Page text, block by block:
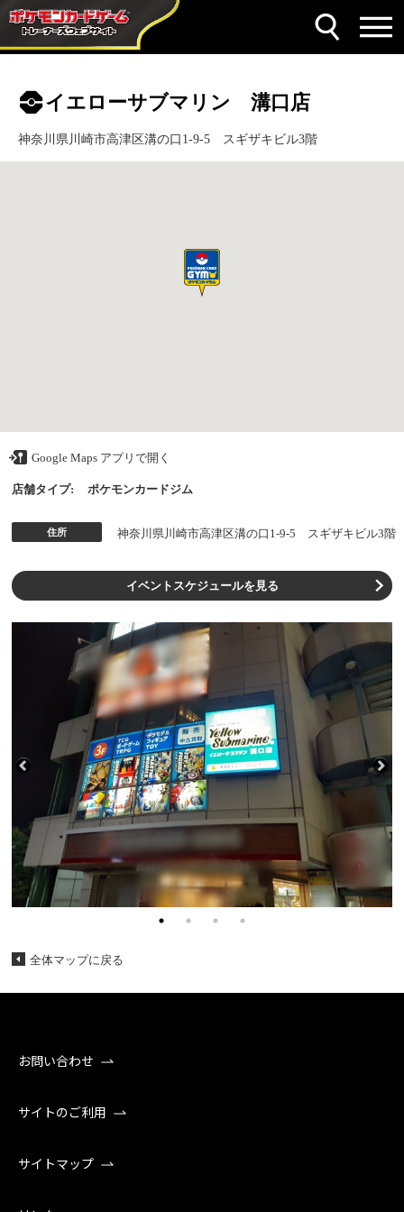
イエローサブマリン 溝口店
神奈川県川崎市高津区溝の口1-9-5 スギザキビル3階
Google Maps アプリで開く
店舗タイプ: ポケモンカードジム
住所 神奈川県川崎市高津区溝の口1-9-5 スギザキビル3階
イベントスケジュールを見る
全体マップに戻る
お問い合わせ
サイトのご利用
サイトマップ